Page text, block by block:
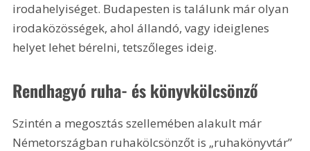
irodahelyiséget. Budapesten is találunk már olyan
irodaközösségek, ahol állandó, vagy ideiglenes
helyet lehet bérelni, tetszőleges ideig.
Rendhagyó ruha- és könyvkölcsönző
Szintén a megosztás szellemében alakult már
Németországban ruhakölcsönzőt is „ruhakönyvtár”